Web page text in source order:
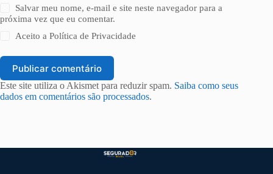
Salvar meu nome, e-mail e site neste navegador para a
próxima vez que eu comentar.
Aceito aPolítica de Privacidade
Publicar comentário
Este site utiliza o Akismet para reduzir spam. Saiba como seus
dados em comentários são processados.